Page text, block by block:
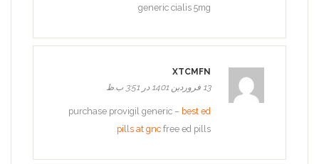
generic cialis 5mg
XTCMFN
13 فروردین 1401 در 3:51 ب.ظ
purchase provigil generic – best ed
pills at gnc free ed pills